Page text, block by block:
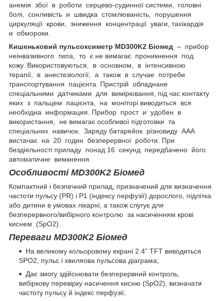
анемія збої в роботи серцево-судинної системи, головні
болі, сонливість и швидка стомлюваність, порушення
циркуляції крови, зниження концентрації уваги, тахікардія
и обмороки.
Кишеньковий пульсоксиметр MD300K2 Біомед – прибор
неінвазивного типа, то є не вимагає проникнення под
кожу. Використовуються, в основном, в інтенсивною
терапії, в анестезіології, а також в случае потреби
транспортування пацієнта. Пристрій обладнане
спеціальними датчиками для вимірювання, під час контакту
яких з пальцем пацієнта, на моніторі виводиться вся
необхідна информация. Прибор прост и удобен в
використання, не вимагає особливої підготовки та
спеціальних навичок. Заряду батарейок різновиду ААА
вистачає на 20 годин безперервної роботи. При
бездіяльності приладу понад 16 секунд передбачено його
автоматичне вимкнення.
Особливості MD300K2 Біомед
Компактний і безпечний прилад, призначений для визначення
частоти пульсу (PR) і P1 (індексу перфузії) дорослого, підлітка
або дитини в умовах лікарні, а також слугує для
безперервного/вибірного контролю за насиченням крові
киснем (SpO2).
Переваги MD300K2 Біомед
На великому кольоровому екрані 2.4" TFT виводиться
SPO2, пульс і хвиляова пульсова діаграма;
Дає змогу здійснювати безперервний контроль,
вибіркову перевірку насичення кисню (SpO2), визначати
частоту пульсу й індекс перфузії;